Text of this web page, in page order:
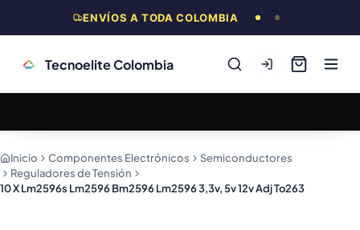
ENVÍOS A TODA COLOMBIA
Tecnoelite Colombia
Inicio Componentes Electrónicos
Semiconductores
Reguladores de Tensión
10 X Lm2596s Lm2596 Bm2596 Lm2596 3,3v, 5v 12v Adj To263